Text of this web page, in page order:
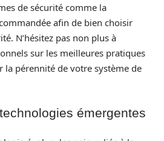
de sécurité comme la
afin de bien choisir
N’hésitez pas non plus à
sur les meilleures pratiques
pérennité de votre système de
émergentes